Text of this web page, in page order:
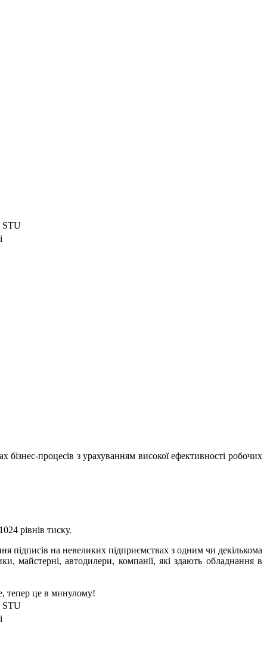
STU
процесів з урахуванням високої ефективності робочих
рівнів тиску.
підписів на невеликих підприємствах з одним чи декількома
майстерні, автодилери, компанії, які здають обладнання в
тепер це в минулому!
STU